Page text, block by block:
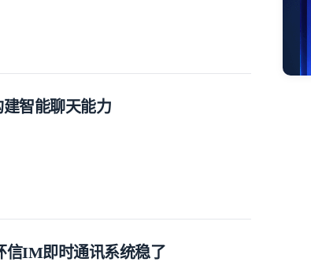
智能聊天能力
信IM即时通讯系统稳了